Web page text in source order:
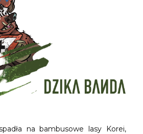
na bambusowe lasy Korei,